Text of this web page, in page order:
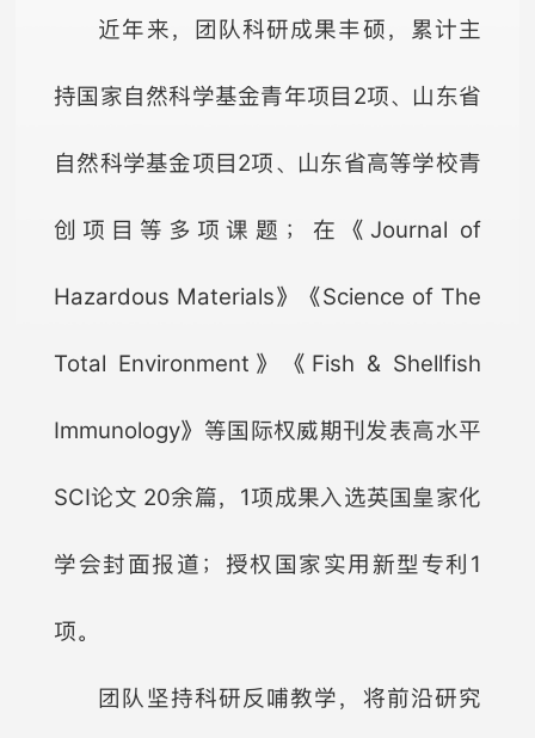
近年来，团队科研成果丰硕，累计主
持国家自然科学基金青年项目2项、山东省
自然科学基金项目2项、山东省高等学校青
创项目等多项课题；在《Journal of
Hazardous Materials》《Science of The
Total Environment》《Fish & Shellfish
Immunology》等国际权威期刊发表高水平
SCI论文 20余篇，1项成果入选英国皇家化
学会封面报道；授权国家实用新型专利1
项。
团队坚持科研反哺教学，将前沿研究